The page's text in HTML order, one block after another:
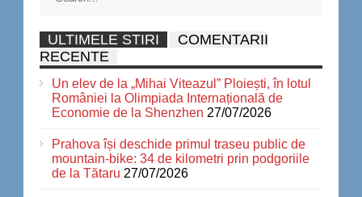
ULTIMELE STIRI
COMENTARII
RECENTE
Un elev de la „Mihai Viteazul” Ploiești, în lotul
României la Olimpiada Internațională de
Economie de la Shenzhen 27/07/2026
Prahova își deschide primul traseu public de
mountain-bike: 34 de kilometri prin podgoriile
de la Tătaru 27/07/2026